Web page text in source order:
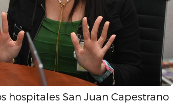
hospitales San Juan Capestrano